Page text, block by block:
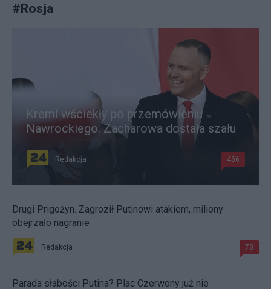
#Rosja
Kreml wściekły po przemówieniu
Nawrockiego. Zacharowa dostała szału
Redakcja 456
Drugi Prigożyn. Zagroził Putinowi atakiem, miliony
obejrzało nagranie
Redakcja 78
Parada słabości Putina? Plac Czerwony już nie